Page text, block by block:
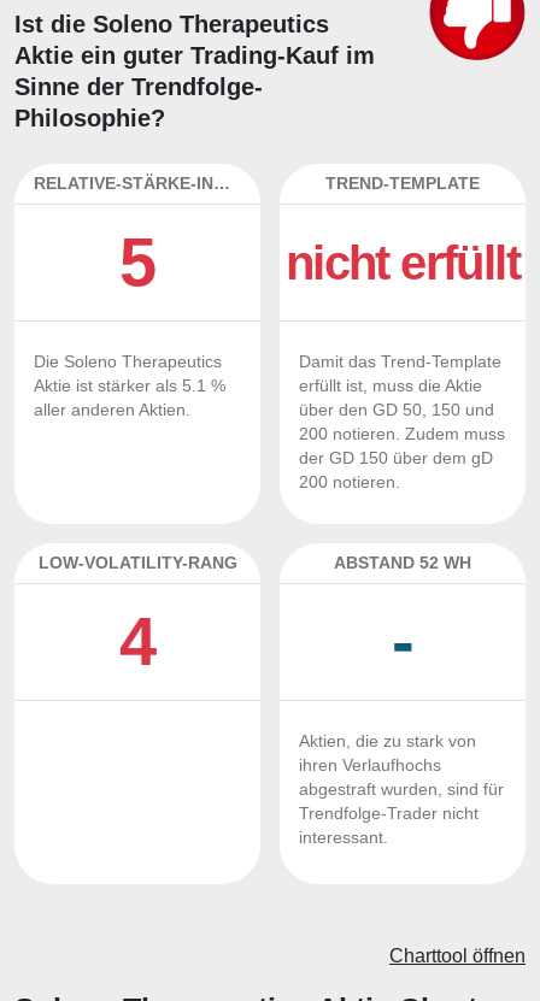
Ist die Soleno Therapeutics
Aktie ein guter Trading-Kauf im
Sinne der Trendfolge-
Philosophie?
RELATIVE-STÄRKE-INDEX
5
Die Soleno Therapeutics
Aktie ist stärker als 5.1 %
aller anderen Aktien.
TREND-TEMPLATE
nicht erfüllt
Damit das Trend-Template
erfüllt ist, muss die Aktie
über den GD 50, 150 und
200 notieren. Zudem muss
der GD 150 über dem gD
200 notieren.
LOW-VOLATILITY-RANG
4
ABSTAND 52 WH
-
Aktien, die zu stark von
ihren Verlaufhochs
abgestraft wurden, sind für
Trendfolge-Trader nicht
interessant.
Charttool öffnen